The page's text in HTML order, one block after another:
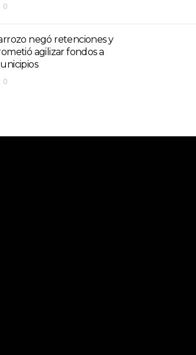
0
negó retenciones y
agilizar fondos a
0